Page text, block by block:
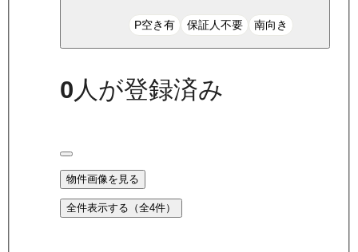
P空き有 保証人不要 南向き
0人が登録済み
物件画像を見る
全件表示する（全4件）